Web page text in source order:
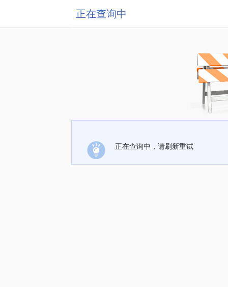
正在查询中
正在查询中，请刷新重试